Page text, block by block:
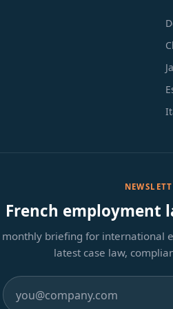
French employment
monthly briefing for international
latest case law,